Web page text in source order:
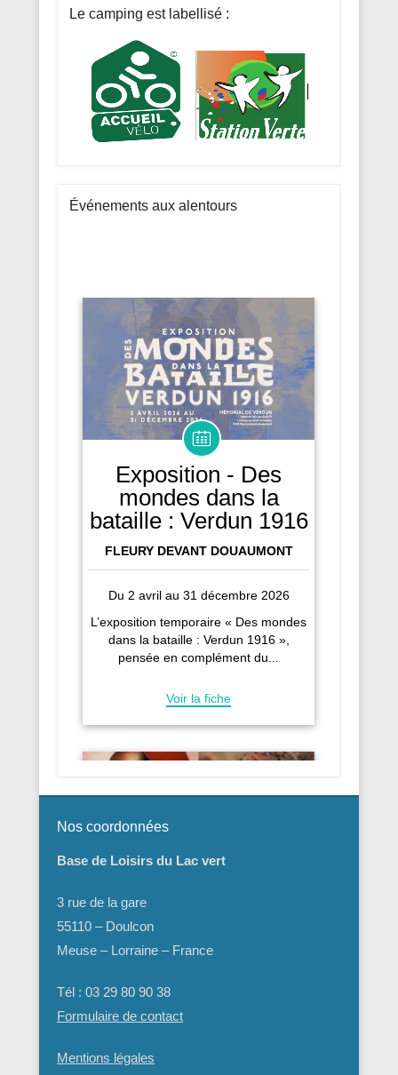
Le camping est labellisé :
Événements aux alentours
Nos coordonnées
Base de Loisirs du Lac vert
3 rue de la gare
55110 – Doulcon
Meuse – Lorraine – France
Tél : 03 29 80 90 38
Formulaire de contact
Mentions légales